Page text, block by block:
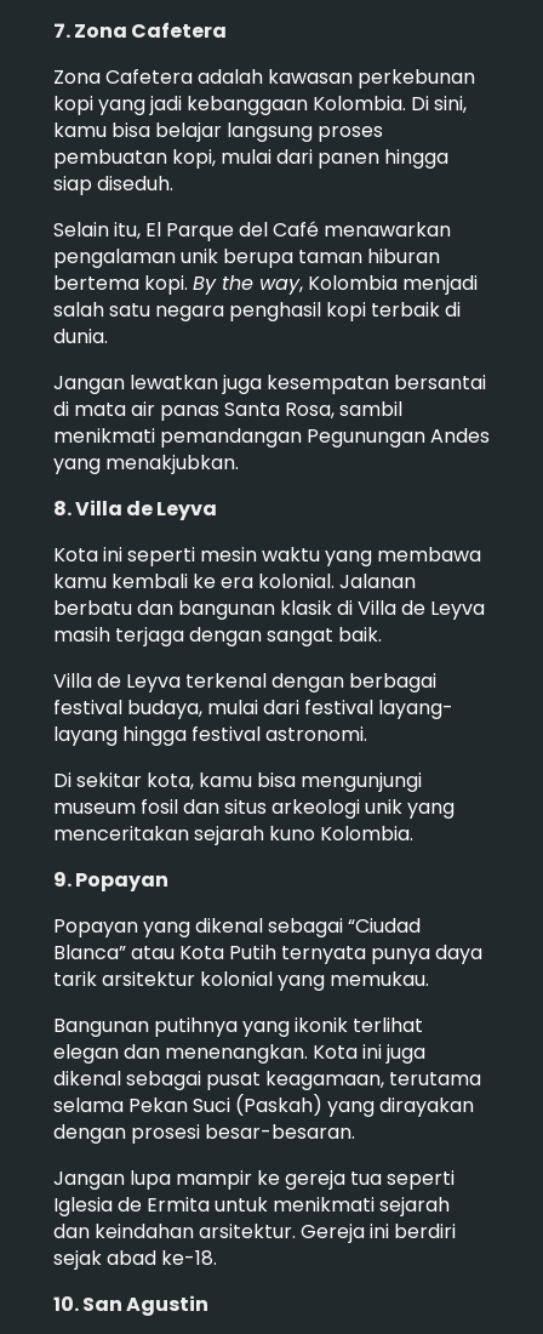
7. Zona Cafetera
Zona Cafetera adalah kawasan perkebunan
kopi yang jadi kebanggaan Kolombia. Di sini,
kamu bisa belajar langsung proses
pembuatan kopi, mulai dari panen hingga
siap diseduh.
Selain itu, El Parque del Café menawarkan
pengalaman unik berupa taman hiburan
bertema kopi. By the way, Kolombia menjadi
salah satu negara penghasil kopi terbaik di
dunia.
Jangan lewatkan juga kesempatan bersantai
di mata air panas Santa Rosa, sambil
menikmati pemandangan Pegunungan Andes
yang menakjubkan.
8. Villa de Leyva
Kota ini seperti mesin waktu yang membawa
kamu kembali ke era kolonial. Jalanan
berbatu dan bangunan klasik di Villa de Leyva
masih terjaga dengan sangat baik.
Villa de Leyva terkenal dengan berbagai
festival budaya, mulai dari festival layang-
layang hingga festival astronomi.
Di sekitar kota, kamu bisa mengunjungi
museum fosil dan situs arkeologi unik yang
menceritakan sejarah kuno Kolombia.
9. Popayan
Popayan yang dikenal sebagai “Ciudad
Blanca” atau Kota Putih ternyata punya daya
tarik arsitektur kolonial yang memukau.
Bangunan putihnya yang ikonik terlihat
elegan dan menenangkan. Kota ini juga
dikenal sebagai pusat keagamaan, terutama
selama Pekan Suci (Paskah) yang dirayakan
dengan prosesi besar-besaran.
Jangan lupa mampir ke gereja tua seperti
Iglesia de Ermita untuk menikmati sejarah
dan keindahan arsitektur. Gereja ini berdiri
sejak abad ke-18.
10. San Agustin